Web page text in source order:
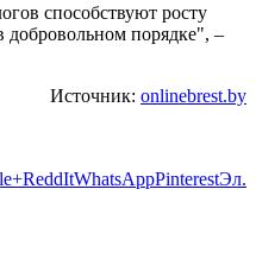
способствуют росту
добровольном порядке", –
Источник: onlinebrest.by
ReddItWhatsAppPinterestЭл.